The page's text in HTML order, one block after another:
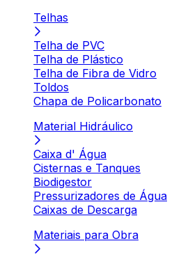
Telhas
Telha de PVC
Telha de Plástico
Telha de Fibra de Vidro
Toldos
Chapa de Policarbonato
Material Hidráulico
Caixa d' Água
Cisternas e Tanques
Biodigestor
Pressurizadores de Água
Caixas de Descarga
Materiais para Obra